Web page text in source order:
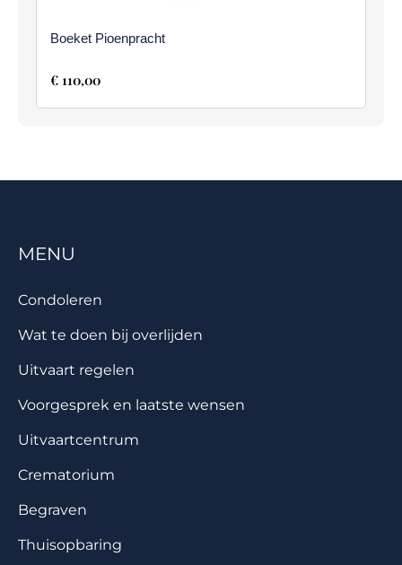
Boeket Pioenpracht
€ 110,00
MENU
Condoleren
Wat te doen bij overlijden
Uitvaart regelen
Voorgesprek en laatste wensen
Uitvaartcentrum
Crematorium
Begraven
Thuisopbaring